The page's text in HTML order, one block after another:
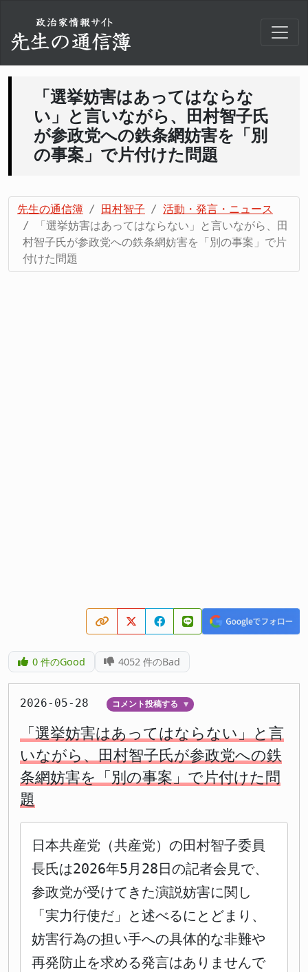
「選挙妨害はあってはならな
い」と言いながら、田村智子氏
が参政党への鉄条網妨害を「別
の事案」で片付けた問題
先生の通信簿 田村智子
活動・発言・ニュース
「選挙妨害はあってはならない」と言いながら、田
村智子氏が参政党への鉄条網妨害を「別の事案」で片
付けた問題
0件のGood 4052 件のBad
2026-05-28 コメント投稿する ▼
「選挙妨害はあってはならない」と言
いながら、田村智子氏が参政党への鉄
条網妨害を「別の事案」で片付けた問
題
日本共産党（共産党）の田村智子委員
長氏は2026年5月28日の記者会見で、
参政党が受けてきた演説妨害に関し
「実力行使だ」と述べるにとどまり、
妨害行為の担い手への具体的な非難や
再発防止を求める発言はありませんで